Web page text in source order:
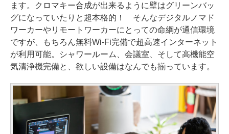
ます。クロマキー合成が出来るように壁はグリーンバッ
グになっていたりと超本格的！ そんなデジタルノマド
ワーカーやリモートワーカーにとっての命綱が通信環境
ですが、もちろん無料Wi-Fi完備で超高速インターネット
が利用可能。シャワールーム、会議室、そして高機能空
気清浄機完備と、欲しい設備はなんでも揃っています。